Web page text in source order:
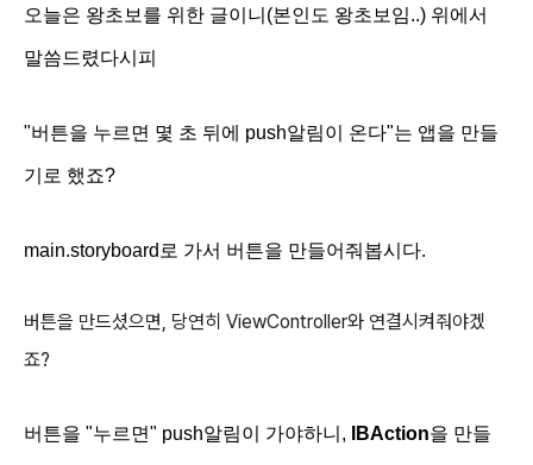
오늘은 왕초보를 위한 글이니(본인도 왕초보임..) 위에서
말씀드렸다시피
"버튼을 누르면 몇 초 뒤에 push알림이 온다"는 앱을 만들
기로 했죠?
main.storyboard로 가서 버튼을 만들어줘봅시다.
버튼을 만드셨으면, 당연히 ViewController와 연결시켜줘야겠
죠?
버튼을 "누르면" push알림이 가야하니, IBAction을 만들